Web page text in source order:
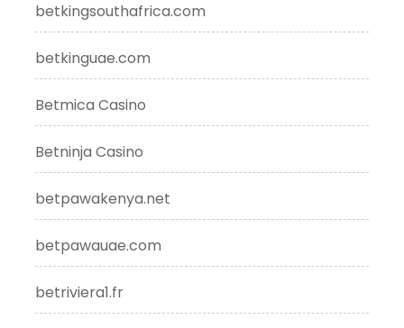
betkingsouthafrica.com
betkinguae.com
Betmica Casino
Betninja Casino
betpawakenya.net
betpawauae.com
betriviera1.fr